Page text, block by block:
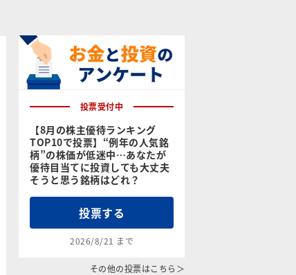
投票受付中
【8月の株主優待ランキング
TOP10で投票】“例年の人気銘
柄”の株価が低迷中…あなたが
優待目当てに投資しても大丈夫
そうと思う銘柄はどれ？
投票する
2026/8/21 まで
その他の投票はこちら＞